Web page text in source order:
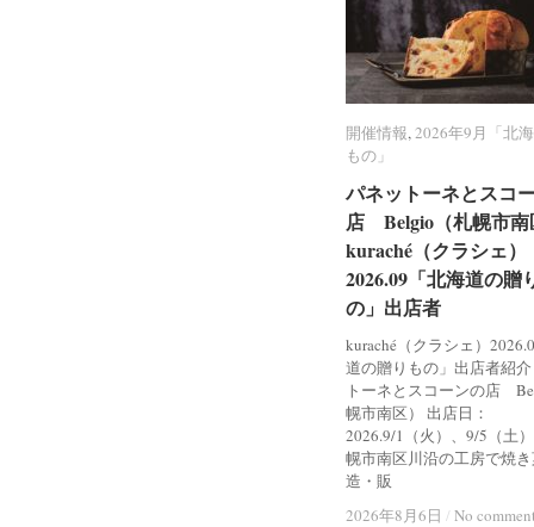
開催情報,2026年9月「北
もの」
パネットーネとスコ
店 Belgio（札幌市南
kuraché（クラシェ）
2026.09「北海道の贈
の」出店者
kuraché（クラシェ）
道の贈りもの」出店者紹
トーネとスコーンの店
幌市南区） 出店日：
2026.9/1（火）、9/5（土
幌市南区川沿の工房で焼
造・販
2026年8月6日 / No
開催情報 2026年9月「北
もの」
パネットーネとスコ
店 Belgio（札幌市南
kuraché（クラシェ）
2026.09「北海道の贈
の」出店者
2026年8月6日 / No